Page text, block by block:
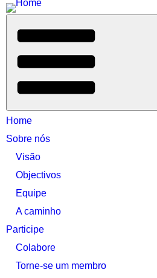
Home
Sobre nós
Visão
Objectivos
Equipe
A caminho
Participe
Colabore
Torne-se um membro